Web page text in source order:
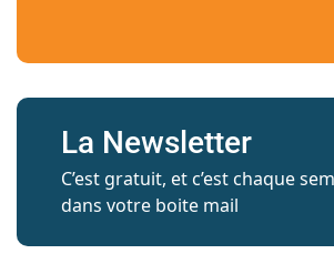
La Newsletter
C’est gratuit, et c’est chaque
dans votre boite mail